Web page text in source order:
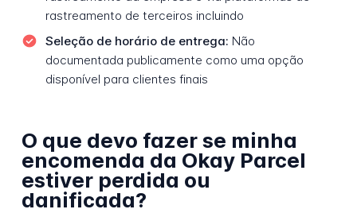
rastreamento de terceiros incluindo
Seleção de horário de entrega: Não
documentada publicamente como uma opção
disponível para clientes finais
O que devo fazer se minha
encomenda da Okay Parcel
estiver perdida ou
danificada?